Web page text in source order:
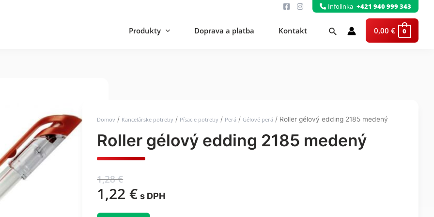
Infolinka +421 940 999 343
Produkty Doprava a platba Kontakt Hľadať 0,00 € 0
Domov / Kancelárske potreby / Písacie potreby / Perá /Gélové perá / Roller gélový edding 2185 medený
Roller gélový edding 2185 medený
1,28€
1,22€ s DPH